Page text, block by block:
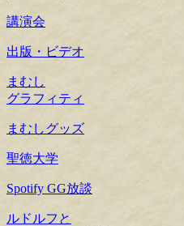
講演会
出版・ビデオ
まむし
グラフィティ
まむしグッズ
聖徳大学
Spotify GG放談
ルドルフと